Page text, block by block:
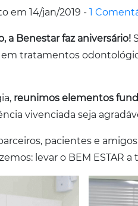
em 14/jan/2019 - 1
a Benestar faz aniversário!
tratamentos
reunimos elementos
vivenciada seja
pacientes e
levar o BEM ESTAR a